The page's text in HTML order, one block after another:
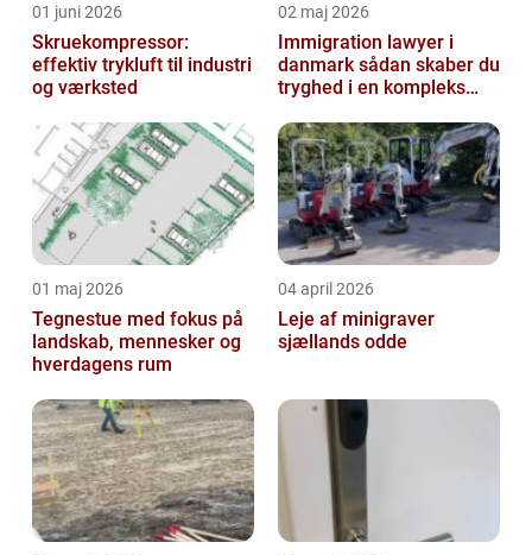
01 juni 2026
Skruekompressor:
effektiv trykluft til industri
og værksted
02 maj 2026
Immigration lawyer i
danmark sådan skaber du
tryghed i en kompleks
01 maj 2026
Tegnestue med fokus på
landskab, mennesker og
hverdagens rum
04 april 2026
Leje af minigraver
sjællands odde